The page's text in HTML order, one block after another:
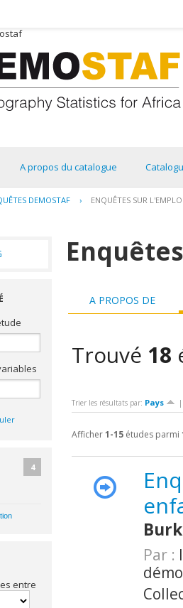
A propos du catalogue
DEMOSTAF › ENQUÊTES SUR
A PROPOS DE
Trouvé 18
Trier les résultats par: Pays
Afficher1-15études parmi
Par :
4
entre